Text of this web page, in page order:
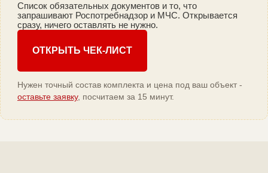
Список обязательных документов и то, что
запрашивают Роспотребнадзор и МЧС. Открывается
сразу, ничего оставлять не нужно.
ОТКРЫТЬ ЧЕК-ЛИСТ
Нужен точный состав комплекта и цена под ваш объект -
оставьте заявку, посчитаем за 15 минут.